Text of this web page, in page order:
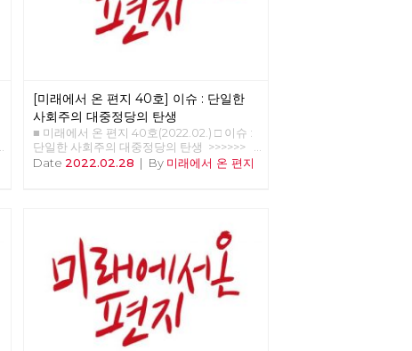
[미래에서 온 편지 40호] 이슈 : 단일한
사회주의 대중정당의 탄생
■ 미래에서 온 편지 40호(2022.02.) □ 이슈 :
단일한 사회주의 대중정당의 탄생 >>>>>>
업로드 준비중 <<<<<<
Date 2022.02.28 | By 미래에서 온 편지